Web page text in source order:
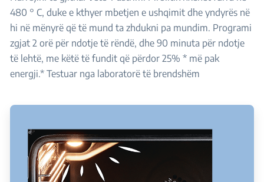
480 ° C, duke e kthyer mbetjen e ushqimit dhe yndyrës në
hi në mënyrë që të mund ta zhdukni pa mundim. Programi
zgjat 2 orë për ndotje të rëndë, dhe 90 minuta për ndotje
të lehtë, me këtë të fundit që përdor 25% * më pak
energji.* Testuar nga laboratorë të brendshëm